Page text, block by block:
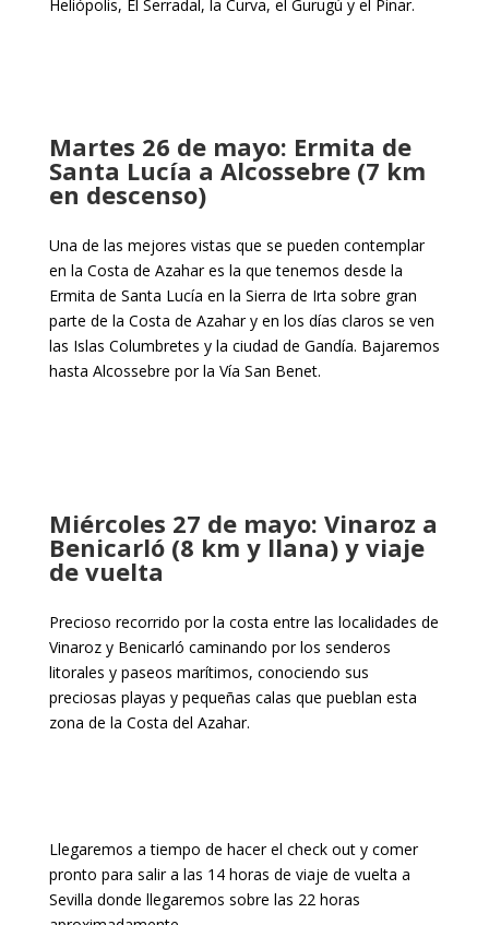
Heliópolis, El Serradal, la Curva, el Gurugú y el Pinar.
Martes 26 de mayo: Ermita de
Santa Lucía a Alcossebre (7 km
en descenso)
Una de las mejores vistas que se pueden contemplar
en la Costa de Azahar es la que tenemos desde la
Ermita de Santa Lucía en la Sierra de Irta sobre gran
parte de la Costa de Azahar y en los días claros se ven
las Islas Columbretes y la ciudad de Gandía. Bajaremos
hasta Alcossebre por la Vía San Benet.
Miércoles 27 de mayo: Vinaroz a
Benicarló (8 km y llana) y viaje
de vuelta
Precioso recorrido por la costa entre las localidades de
Vinaroz y Benicarló caminando por los senderos
litorales y paseos marítimos, conociendo sus
preciosas playas y pequeñas calas que pueblan esta
zona de la Costa del Azahar.
Llegaremos a tiempo de hacer el check out y comer
pronto para salir a las 14 horas de viaje de vuelta a
Sevilla donde llegaremos sobre las 22 horas